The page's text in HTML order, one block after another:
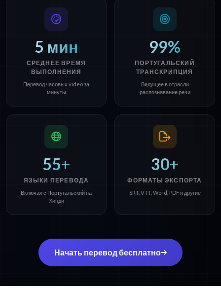
5 мин
СРЕДНЕЕ ВРЕМЯ
ВЫПОЛНЕНИЯ
Перевод часовых video за
минуты
99%
ПОРТУГАЛЬСКИЙ
ТРАНСКРИПЦИЯ
Ведущее в отрасли
распознавание речи
55+
ЯЗЫКИ ПЕРЕВОДА
Включая с Португальский на
Хинди
30+
ФОРМАТЫ ЭКСПОРТА
SRT, VTT, Word, PDF и другие
Начать перевод бесплатно